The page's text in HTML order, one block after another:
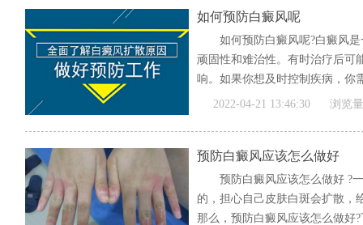
如何预防白癜风呢
如何预防白癜风呢?白癜风
顽固性和难治性。有时治疗后可
响。如果你想及时控制疾病，你
疾...[全文]
2022-04-21 13:46:30 浏览
预防白癜风应该怎么做好
预防白癜风应该怎么做好 ?
的，担心自己皮肤白斑会扩散，
那么，预防白癜风应该怎么做好